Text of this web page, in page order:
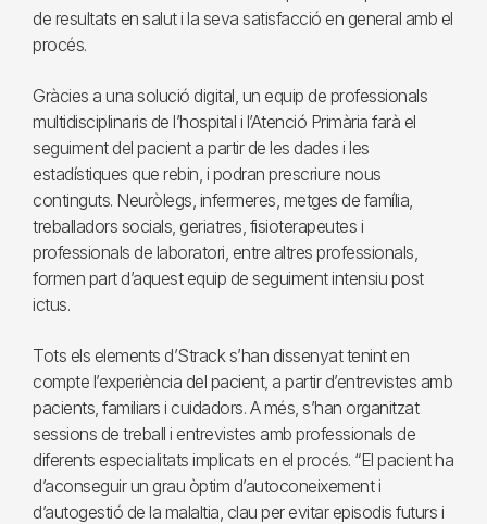
de resultats en salut i la seva satisfacció en general amb el
procés.
Gràcies a una solució digital, un equip de professionals
multidisciplinaris de l’hospital i l’Atenció Primària farà el
seguiment del pacient a partir de les dades i les
estadístiques que rebin, i podran prescriure nous
continguts. Neuròlegs, infermeres, metges de família,
treballadors socials, geriatres, fisioterapeutes i
professionals de laboratori, entre altres professionals,
formen part d’aquest equip de seguiment intensiu post
ictus.
Tots els elements d’Strack s’han dissenyat tenint en
compte l’experiència del pacient, a partir d’entrevistes amb
pacients, familiars i cuidadors. A més, s’han organitzat
sessions de treball i entrevistes amb professionals de
diferents especialitats implicats en el procés. “El pacient ha
d’aconseguir un grau òptim d’autoconeixement i
d’autogestió de la malaltia, clau per evitar episodis futurs i